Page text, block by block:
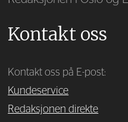
Kontakt oss
Kontakt oss på E-post:
Kundeservice
Redaksjonen direkte